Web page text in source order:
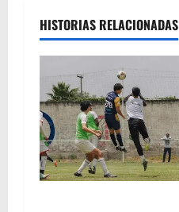
e
e
n
t
r
a
HISTORIAS RELACIONADAS